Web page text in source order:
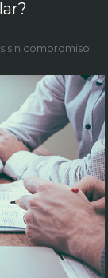
sin compromiso